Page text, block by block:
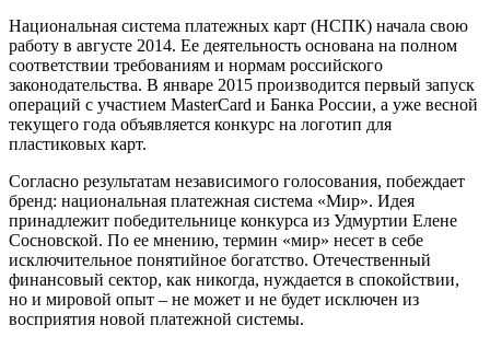
Национальная система платежных карт (НСПК) начала свою
работу в августе 2014. Ее деятельность основана на полном
соответствии требованиям и нормам российского
законодательства. В январе 2015 производится первый запуск
операций с участием MasterCard и Банка России, а уже весной
текущего года объявляется конкурс на логотип для
пластиковых карт.
Согласно результатам независимого голосования, побеждает
бренд: национальная платежная система «Мир». Идея
принадлежит победительнице конкурса из Удмуртии Елене
Сосновской. По ее мнению, термин «мир» несет в себе
исключительное понятийное богатство. Отечественный
финансовый сектор, как никогда, нуждается в спокойствии,
но и мировой опыт – не может и не будет исключен из
восприятия новой платежной системы.